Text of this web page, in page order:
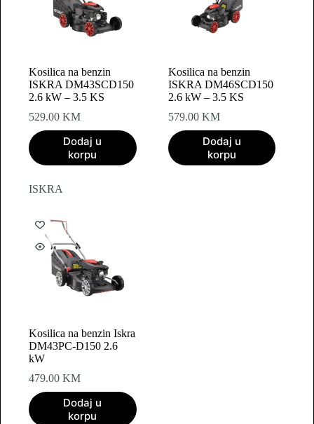
Kosilica na benzin
ISKRA DM43SCD150
2.6 kW – 3.5 KS
529.00 KM
Dodaj u
korpu
Kosilica na benzin
ISKRA DM46SCD150
2.6 kW – 3.5 KS
579.00 KM
Dodaj u
korpu
ISKRA
Kosilica na benzin Iskra
DM43PC-D150 2.6
kW
479.00 KM
Dodaj u
korpu